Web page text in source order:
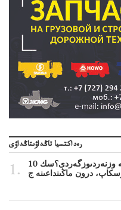
رەداكتسيا تاڭداۋىتاڭداۋى
10 كۇندە نە وزنەردىوزگەردى؟سك